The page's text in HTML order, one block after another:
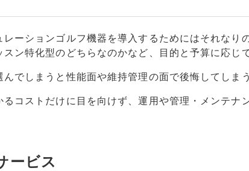
レーションゴルフ機器を導入するためにはそれなり
スン特化型のどちらなのかなど、目的と予算に応じ
んでしまうと性能面や維持管理の面で後悔してしま
るコストだけに目を向けず、運用や管理・メンテナ
ービス